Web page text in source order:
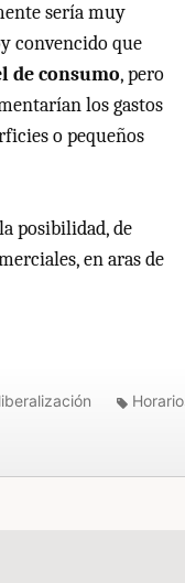
sería muy
convencido que
de consumo, pero
los gastos
o pequeños
posibilidad, de
en aras de
liberalización